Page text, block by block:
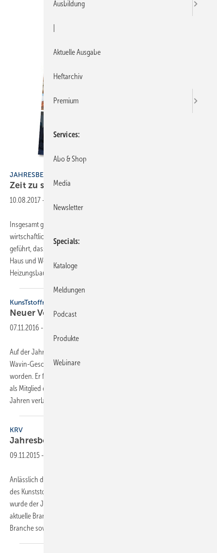
JAHRESBERICHT 2016
Zeit zu starten!
10.08.2017 -
Insgesamt geht es der SHK-Branche seit etlichen Jahren
wirtschaftlich gut. Die verschiedensten Entwicklungen haben dazu
geführt, dass in Deutschland eine große Investitionsbereitschaft in
Haus und Wohnung besteht. Deutschlands Installateure und
Heizungsbauer profitieren davon wirtschaftlich
KunsTstoffrohrverband
Neuer Vorstand und
07.11.2016 -
Auf der Jahresversammlung des Kuntstoffrohrverbandes (KRV) ist
Wavin-Geschäftsführer Michael Schuster zum Vorsitzenden gewählt
worden. Er folgt damit Klaus Wolf, Vorstand Friatec, welcher dem KRV
als Mitglied des Vorstandes für eine weitere Amtsperiode von zwei
Jahren verbunden bleibt.
KRV
Jahresbericht und neuer
09.11.2015 -
Anlässlich der diesjährigen Jahrestagung und Mitgliederversammlung
des Kunststoffrohrverbandes KRV am 22./23. Oktober in Heidelberg
wurde der Jahresbericht 2015 vorgestellt. Er informiert über die
aktuelle Branchenkonjunktur, die derzeitigen Herausforderungen der
Branche sowie die
Ausbildung
Aktuelle Ausgabe
Heftarchiv
Premium
Services
Abo & Shop
Media
Newsletter
Specials
Kataloge
Meldungen
Podcast
Produkte
Webinare